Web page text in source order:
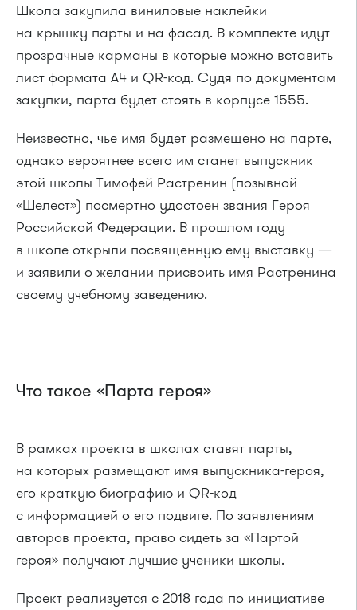
Школа закупила виниловые наклейки
на крышку парты и на фасад. В комплекте идут
прозрачные карманы в которые можно вставить
лист формата А4 и QR-код. Судя по документам
закупки, парта будет стоять в корпусе 1555.
Неизвестно, чье имя будет размещено на парте,
однако вероятнее всего им станет выпускник
этой школы Тимофей Растренин (позывной
«Шелест») посмертно удостоен звания Героя
Российской Федерации. В прошлом году
в школе открыли посвященную ему выставку —
и заявили о желании присвоить имя Растренина
своему учебному заведению.
Что такое «Парта героя»
В рамках проекта в школах ставят парты,
на которых размещают имя выпускника-героя,
его краткую биографию и QR-код
с информацией о его подвиге. По заявлениям
авторов проекта, право сидеть за «Партой
героя» получают лучшие ученики школы.
Проект реализуется с 2018 года по инициативе